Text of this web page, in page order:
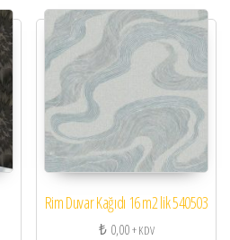
Rim Duvar Kağıdı 16 m2 lik 540503
₺0,00+ KDV